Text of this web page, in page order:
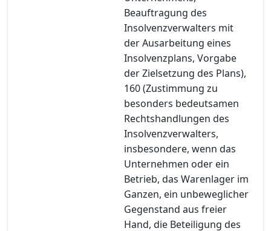
Beauftragung des
Insolvenzverwalters mit
der Ausarbeitung eines
Insolvenzplans, Vorgabe
der Zielsetzung des Plans),
160 (Zustimmung zu
besonders bedeutsamen
Rechtshandlungen des
Insolvenzverwalters,
insbesondere, wenn das
Unternehmen oder ein
Betrieb, das Warenlager im
Ganzen, ein unbeweglicher
Gegenstand aus freier
Hand, die Beteiligung des